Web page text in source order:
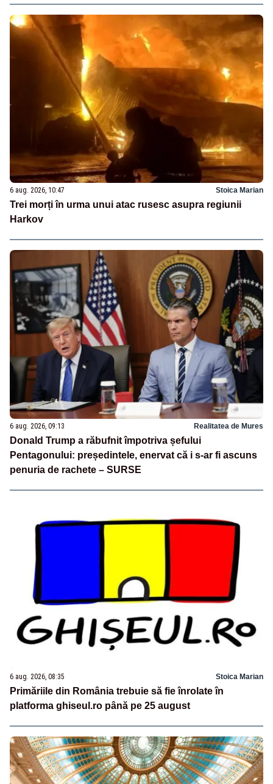
6 aug. 2026, 10:47 Stoica Marian
Trei morți în urma unui atac rusesc asupra regiunii
Harkov
6 aug. 2026, 09:13 Realitatea de Mures
Donald Trump a răbufnit împotriva șefului
Pentagonului: președintele, enervat că i s-ar fi ascuns
penuria de rachete – SURSE
6 aug. 2026, 08:35 Stoica Marian
Primăriile din România trebuie să fie înrolate în
platforma ghiseul.ro până pe 25 august